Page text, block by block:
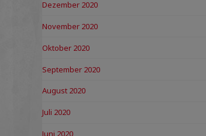
Dezember 2020
November 2020
Oktober 2020
September 2020
August 2020
Juli 2020
Juni 2020